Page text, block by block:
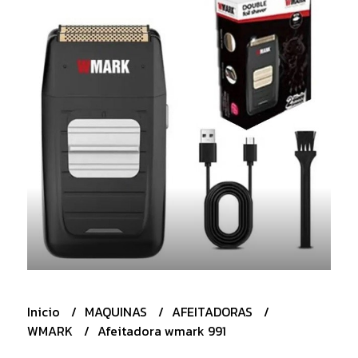
Inicio MAQUINAS
AFEITADORAS
WMARK
Afeitadora wmark 991